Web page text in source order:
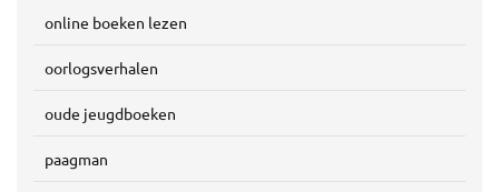
online boeken lezen
oorlogsverhalen
oude jeugdboeken
paagman